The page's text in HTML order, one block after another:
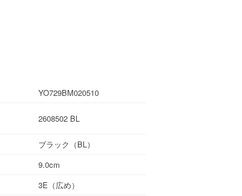
YO729BM020510
2608502 BL
ブラック（BL）
9.0cm
3E（広め）